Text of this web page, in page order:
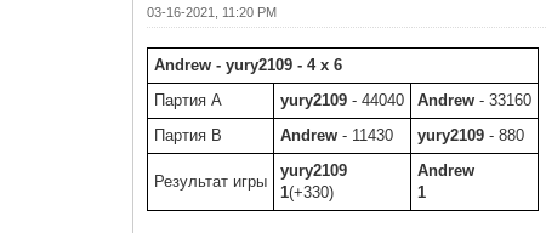
03-16-2021, 11:20 PM
Andrew - yury2109 - 4 x 6
Партия A
yury2109 - 44040 Andrew - 33160
Партия B
Andrew - 11430 yury2109 - 880
Результат игры
yury2109
1(+330)
Andrew
1